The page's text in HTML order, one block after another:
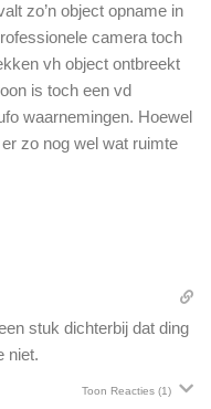
zo’n object opname in
camera toch
vh object ontbreekt
is toch een vd
waarnemingen. Hoewel
zo nog wel wat ruimte
stuk dichterbij dat ding
niet.
Toon Reacties (1)